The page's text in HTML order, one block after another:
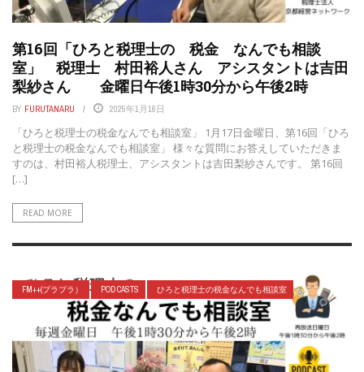
第16回「ひろと税理士の 税金 なんでも相談
室」 税理士 村田裕人さん アシスタントは吉田
梨紗さん 金曜日午後1時30分から午後2時
BY FURUTANARU 2025年1月16日
「ひろと税理士の税金なんでも相談室」 1月17日金曜日、第16回「ひろ
と税理士の税金なんでも相談室」 様々な質問にお答えしていただきま
すのは、村田裕人税理士、アシスタントは吉田梨紗さんです。 第16回
[…]
READ MORE
FM++(プラプラ） POD CASTS ひろと税理士の税金なんでも相談室